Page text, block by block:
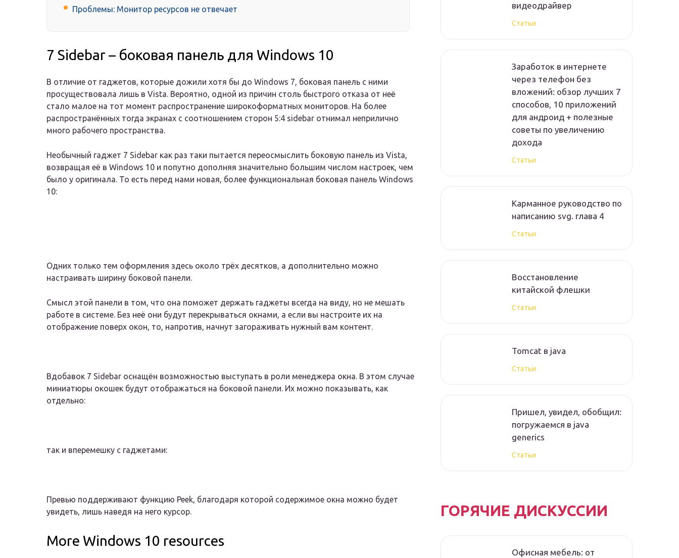
Проблемы: Монитор ресурсов не отвечает
7 Sidebar – боковая панель для Windows 10
В отличие от гаджетов, которые дожили хотя бы до Windows 7, боковая панель с ними
просуществовала лишь в Vista. Вероятно, одной из причин столь быстрого отказа от неё
стало малое на тот момент распространение широкоформатных мониторов. На более
распространённых тогда экранах с соотношением сторон 5:4 sidebar отнимал неприлично
много рабочего пространства.
Необычный гаджет 7 Sidebar как раз таки пытается переосмыслить боковую панель из Vista,
возвращая её в Windows 10 и попутно дополняя значительно большим числом настроек, чем
было у оригинала. То есть перед нами новая, более функциональная боковая панель Windows
10:
Одних только тем оформления здесь около трёх десятков, а дополнительно можно
настраивать ширину боковой панели.
Смысл этой панели в том, что она поможет держать гаджеты всегда на виду, но не мешать
работе в системе. Без неё они будут перекрываться окнами, а если вы настроите их на
отображение поверх окон, то, напротив, начнут загораживать нужный вам контент.
Вдобавок 7 Sidebar оснащён возможностью выступать в роли менеджера окна. В этом случае
миниатюры окошек будут отображаться на боковой панели. Их можно показывать, как
отдельно:
так и вперемешку с гаджетами:
Превью поддерживают функцию Peek, благодаря которой содержимое окна можно будет
увидеть, лишь наведя на него курсор.
More Windows 10 resources
видеодрайвер
Статьи
Заработок в интернете
через телефон без
вложений: обзор лучших 7
способов, 10 приложений
для андроид + полезные
советы по увеличению
дохода
Статьи
Карманное руководство по
написанию svg. глава 4
Статьи
Восстановление
китайской флешки
Статьи
Tomcat в java
Статьи
Пришел, увидел, обобщил:
погружаемся в java
generics
Статьи
ГОРЯЧИЕ ДИСКУССИИ
Офисная мебель: от